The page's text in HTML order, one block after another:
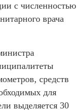
с численностью
врача
средств
для
выделяется 30